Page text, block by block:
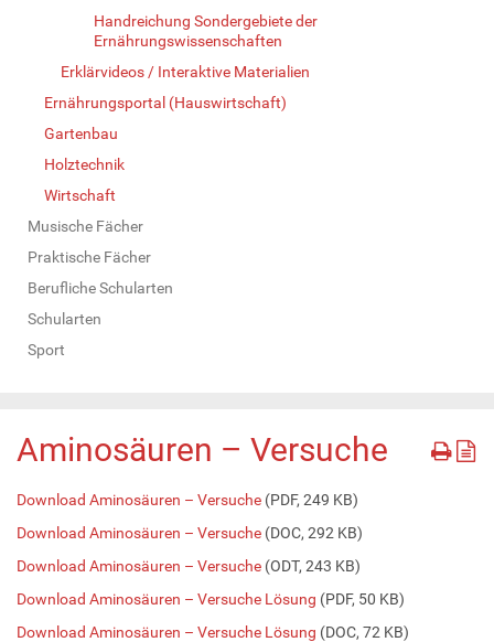
Handreichung Sondergebiete der
Ernährungswissenschaften
Erklärvideos / Interaktive Materialien
Ernährungsportal (Hauswirtschaft)
Gartenbau
Holztechnik
Wirtschaft
Musische Fächer
Praktische Fächer
Berufliche Schularten
Schularten
Sport
Aminosäuren – Versuche
Download Aminosäuren – Versuche (PDF, 249 KB)
Download Aminosäuren – Versuche (DOC, 292 KB)
Download Aminosäuren – Versuche (ODT, 243 KB)
Download Aminosäuren – Versuche Lösung (PDF, 50 KB)
Download Aminosäuren – Versuche Lösung (DOC, 72 KB)